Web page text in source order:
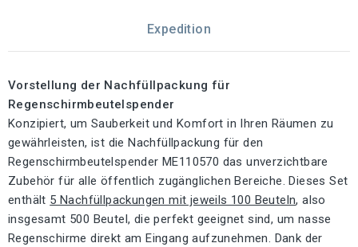
Expedition
Vorstellung der Nachfüllpackung für
Regenschirmbeutelspender
Konzipiert, um Sauberkeit und Komfort in Ihren Räumen zu
gewährleisten, ist die Nachfüllpackung für den
Regenschirmbeutelspender ME110570 das unverzichtbare
Zubehör für alle öffentlich zugänglichen Bereiche. Dieses Set
enthält 5 Nachfüllpackungen mit jeweils 100 Beuteln, also
insgesamt 500 Beutel, die perfekt geeignet sind, um nasse
Regenschirme direkt am Eingang aufzunehmen. Dank der